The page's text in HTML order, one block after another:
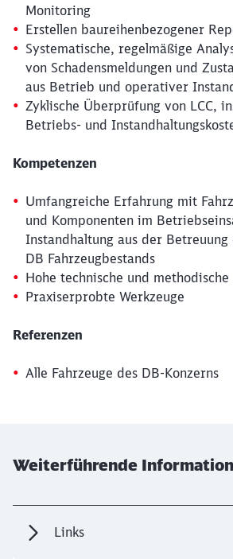
Monitoring
Erstellen baureihenbezogener
Systematische, regelmäßige
von Schadensmeldungen und
aus Betrieb und operativer
Zyklische Überprüfung von LCC,
Betriebs- und
Kompetenzen
Umfangreiche Erfahrung mit
und Komponenten im
Instandhaltung aus der
DB Fahrzeugbestands
Hohe technische und methodische
Praxiserprobte Werkzeuge
Referenzen
Alle Fahrzeuge des DB-Konzerns
Weiterführende
Links
Möchten Sie zu
werden?